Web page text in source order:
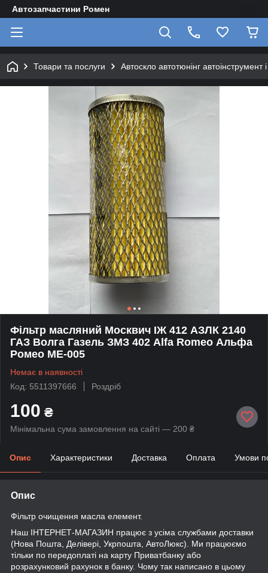
Автозапчастини Ромен
Товари та послуги Автоскло автотюнінг автоінструмент
Фільтр масляний Москвич ІЖ 412 АЗЛК 2140
ГАЗ Волга Газель ЗМЗ 402 Alfa Romeo Альфа
Ромео МЕ-005
Немає в наявності
Код: 5511397666
Роздріб
100 ₴
Мінімальна сума замовлення на сайті — 200 ₴
Опис Характеристики Доставка Оплата Умови
Опис
Фільтр очищення масла елемент.
Наш ІНТЕРНЕТ-МАГАЗИН працює з усіма службами доставки
(Нова Пошта, Делівері, Укрпошта, АвтоЛюкс). Ми працюємо
тільки по передоплаті на карту Приватбанку або
розрахунковий рахунок в банку. Чому так написано в цьому